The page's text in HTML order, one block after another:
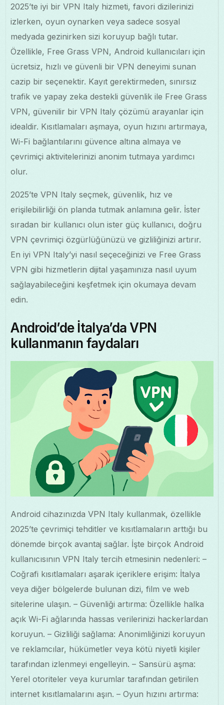
2025’te iyi bir VPN Italy hizmeti, favori dizilerinizi
izlerken, oyun oynarken veya sadece sosyal
medyada gezinirken sizi koruyup bağlı tutar.
Özellikle, Free Grass VPN, Android kullanıcıları için
ücretsiz, hızlı ve güvenli bir VPN deneyimi sunan
cazip bir seçenektir. Kayıt gerektirmeden, sınırsız
trafik ve yapay zeka destekli güvenlik ile Free Grass
VPN, güvenilir bir VPN Italy çözümü arayanlar için
idealdir. Kısıtlamaları aşmaya, oyun hızını artırmaya,
Wi-Fi bağlantılarını güvence altına almaya ve
çevrimiçi aktivitelerinizi anonim tutmaya yardımcı
olur.
2025’te VPN Italy seçmek, güvenlik, hız ve
erişilebilirliği ön planda tutmak anlamına gelir. İster
sıradan bir kullanıcı olun ister güç kullanıcı, doğru
VPN çevrimiçi özgürlüğünüzü ve gizliliğinizi artırır.
En iyi VPN Italy’yi nasıl seçeceğinizi ve Free Grass
VPN gibi hizmetlerin dijital yaşamınıza nasıl uyum
sağlayabileceğini keşfetmek için okumaya devam
edin.
Android’de İtalya’da VPN
kullanmanın faydaları
Android cihazınızda VPN Italy kullanmak, özellikle
2025’te çevrimiçi tehditler ve kısıtlamaların arttığı bu
dönemde birçok avantaj sağlar. İşte birçok Android
kullanıcısının VPN Italy tercih etmesinin nedenleri: –
Coğrafi kısıtlamaları aşarak içeriklere erişim: İtalya
veya diğer bölgelerde bulunan dizi, film ve web
sitelerine ulaşın. – Güvenliği artırma: Özellikle halka
açık Wi-Fi ağlarında hassas verilerinizi hackerlardan
koruyun. – Gizliliği sağlama: Anonimliğinizi koruyun
ve reklamcılar, hükümetler veya kötü niyetli kişiler
tarafından izlenmeyi engelleyin. – Sansürü aşma:
Yerel otoriteler veya kurumlar tarafından getirilen
internet kısıtlamalarını aşın. – Oyun hızını artırma: